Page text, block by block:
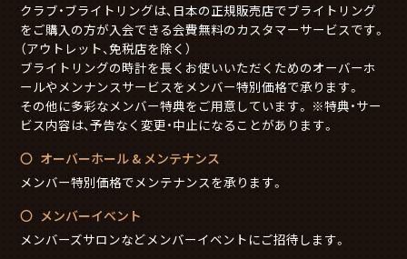
クラブ・ブライトリングは、日本の正規販売店でブライトリング
をご購入の方が入会できる会費無料のカスタマーサービスです。
（アウトレット、免税店を除く）
ブライトリングの時計を長くお使いいただくためのオーバーホ
ールやメンナンスサービスをメンバー特別価格で承ります。
その他に多彩なメンバー特典をご用意しています。 ※特典・サー
ビス内容は、予告なく変更・中止になることがあります。
オーバーホール & メンテナンス
メンバー特別価格でメンテナンスを承ります。
メンバーイベント
メンバーズサロンなどメンバーイベントにご招待します。